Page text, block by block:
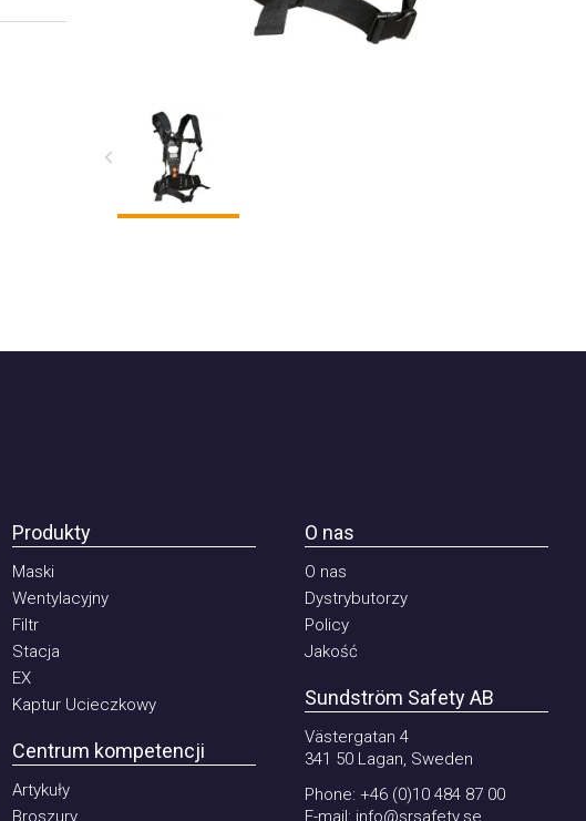
Produkty
Maski
Wentylacyjny
Filtr
Stacja
Kaptur Ucieczkowy
Centrum kompetencji
Artykuły
Broszury
O nas
O nas
Dystrybutorzy
Policy
Jakość
Sundström Safety AB
Västergatan 4
341 50 Lagan, Sweden
Phone:+46 (0)10 484 87 00
E-mail:info@srsafety.se